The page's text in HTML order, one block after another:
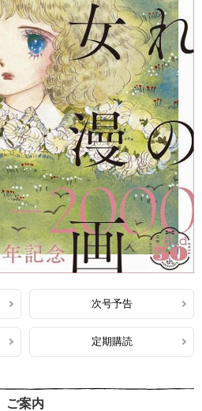
次号予告
定期購読
ご案内